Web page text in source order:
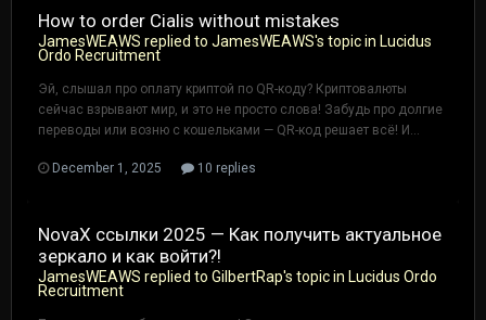
How to order Cialis without mistakes
JamesWEAWS replied to JamesWEAWS's topic in Lucidus
Ordo Recruitment
Эй, слышал про оплату криптой по QR-коду? Криптовалюты
сейчас взрывают мир, и это не просто слова! Забудь про долгие
переводы или возню с кошельками — QR-код решает всё! И...
December 1, 2025 10 replies
NovaX ссылки 2025 — Как получить актуальное
зеркало и как войти?!
JamesWEAWS replied to GilbertRap's topic in Lucidus Ordo
Recruitment